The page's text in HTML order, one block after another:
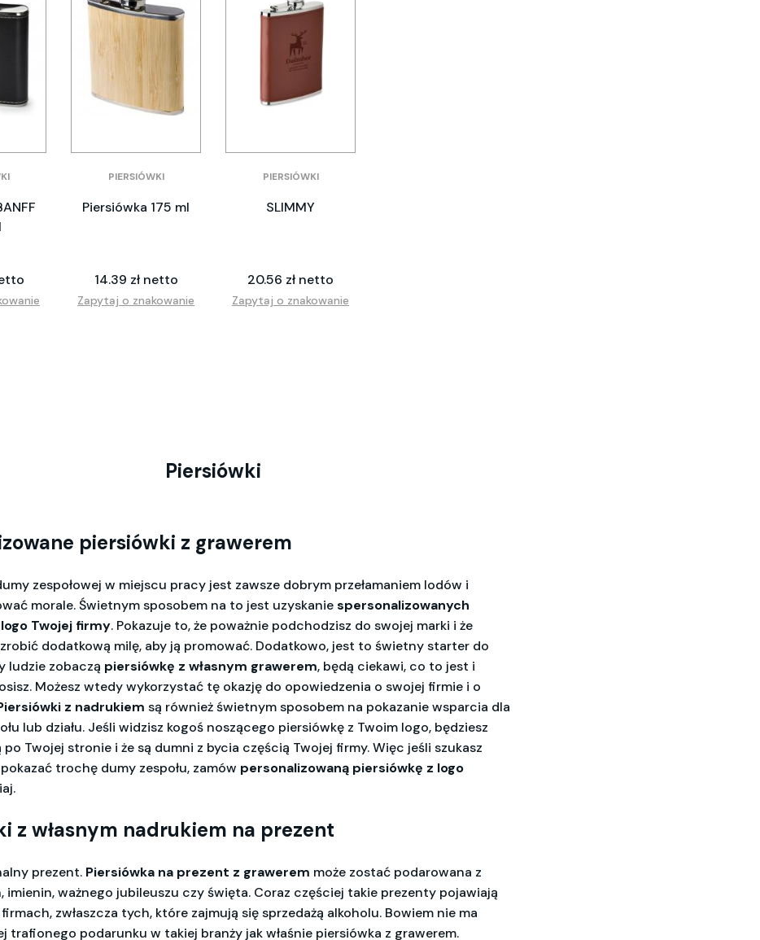
PIERSIÓWKI
Piersiówka 175 ml
14.39 zł netto
Zapytaj o znakowanie
PIERSIÓWKI
SLIMMY
20.56 zł netto
Zapytaj o znakowanie
Piersiówki
piersiówki z grawerem
zespołowej w miejscu pracy jest zawsze dobrym przełamaniem lodów i
morale. Świetnym sposobem na to jest uzyskaniespersonalizowanych
Twojej firmy. Pokazuje to, że poważnie podchodzisz do swojej marki i że
dodatkową milę, aby ją promować. Dodatkowo, jest to świetny starter do
ludzie zobaczą piersiówkę z własnym grawerem, będą ciekawi, co to jest i
Możesz wtedy wykorzystać tę okazję do opowiedzenia o swojej firmie i o
z nadrukiem są również świetnym sposobem na pokazanie wsparcia dla
lub działu. Jeśli widzisz kogoś noszącego piersiówkę z Twoim logo, będziesz
po Twojej stronie i że są dumni z bycia częścią Twojej firmy. Więc jeśli szukasz
trochę dumy zespołu, zamów personalizowaną piersiówkę z logo
z własnym nadrukiem na prezent
prezent. Piersiówka na prezent z grawerem może zostać podarowana z
imienin, ważnego jubileuszu czy święta. Coraz częściej takie prezenty pojawiają
zwłaszcza tych, które zajmują się sprzedażą alkoholu. Bowiem nie ma
trafionego podarunku w takiej branży jak właśnie piersiówka z grawerem.